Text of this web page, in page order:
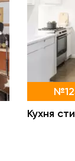
Кухня